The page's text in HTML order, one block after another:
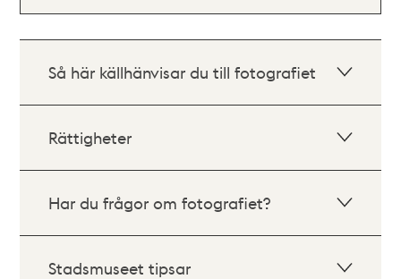
Så här källhänvisar du till fotografiet
Rättigheter
Har du frågor om fotografiet?
Stadsmuseet tipsar